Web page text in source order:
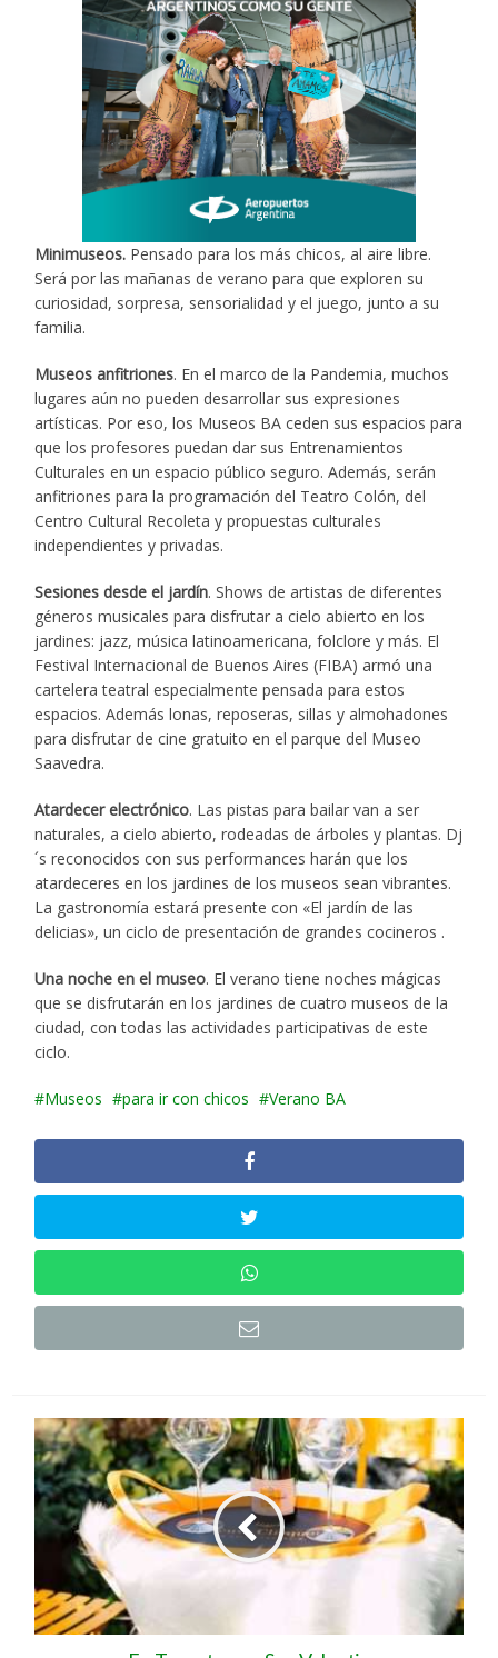
Minimuseos. Pensado para los más chicos, al aire libre.
Será por las mañanas de verano para que exploren su
curiosidad, sorpresa, sensorialidad y el juego, junto a su
familia.
Museos anfitriones. En el marco de la Pandemia, muchos
lugares aún no pueden desarrollar sus expresiones
artísticas. Por eso, los Museos BA ceden sus espacios para
que los profesores puedan dar sus Entrenamientos
Culturales en un espacio público seguro. Además, serán
anfitriones para la programación del Teatro Colón, del
Centro Cultural Recoleta y propuestas culturales
independientes y privadas.
Sesiones desde el jardín. Shows de artistas de diferentes
géneros musicales para disfrutar a cielo abierto en los
jardines: jazz, música latinoamericana, folclore y más. El
Festival Internacional de Buenos Aires (FIBA) armó una
cartelera teatral especialmente pensada para estos
espacios. Además lonas, reposeras, sillas y almohadones
para disfrutar de cine gratuito en el parque del Museo
Saavedra.
Atardecer electrónico. Las pistas para bailar van a ser
naturales, a cielo abierto, rodeadas de árboles y plantas. Dj
´s reconocidos con sus performances harán que los
atardeceres en los jardines de los museos sean vibrantes.
La gastronomía estará presente con «El jardín de las
delicias», un ciclo de presentación de grandes cocineros .
Una noche en el museo. El verano tiene noches mágicas
que se disfrutarán en los jardines de cuatro museos de la
ciudad, con todas las actividades participativas de este
ciclo.
Museos para ir con chicos Verano BA